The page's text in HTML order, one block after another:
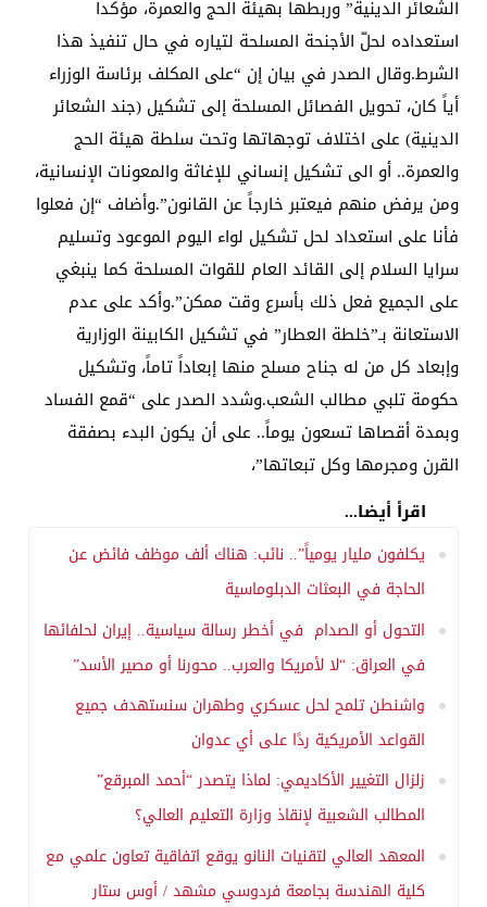
الشعائر الدينية” وربطها بهيئة الحج والعمرة، مؤكداً
استعداده لحلّ الأجنحة المسلحة لتياره في حال تنفيذ هذا
الشرط.وقال الصدر في بيان إن “على المكلف برئاسة الوزراء
أياً كان، تحويل الفصائل المسلحة إلى تشكيل (جند الشعائر
الدينية) على اختلاف توجهاتها وتحت سلطة هيئة الحج
والعمرة.. أو الى تشكيل إنساني للإغاثة والمعونات الإنسانية،
ومن يرفض منهم فيعتبر خارجاً عن القانون”.وأضاف “إن فعلوا
فأنا على استعداد لحل تشكيل لواء اليوم الموعود وتسليم
سرايا السلام إلى القائد العام للقوات المسلحة كما ينبغي
على الجميع فعل ذلك بأسرع وقت ممكن”.وأكد على عدم
الاستعانة بـ”خلطة العطار” في تشكيل الكابينة الوزارية
وإبعاد كل من له جناح مسلح منها إبعاداً تاماً، وتشكيل
حكومة تلبي مطالب الشعب.وشدد الصدر على “قمع الفساد
وبمدة أقصاها تسعون يوماً.. على أن يكون البدء بصفقة
القرن ومجرمها وكل تبعاتها”،
اقرأ أيضا...
يكلفون مليار يومياً”.. نائب: هناك ألف موظف فائض عن
الحاجة في البعثات الدبلوماسية
التحول أو الصدام في أخطر رسالة سياسية.. إيران لحلفائها
في العراق: “لا لأمريكا والعرب.. محورنا أو مصير الأسد”
واشنطن تلمح لحل عسكري وطهران سنستهدف جميع
القواعد الأمريكية ردًا على أي عدوان
زلزال التغيير الأكاديمي: لماذا يتصدر “أحمد المبرقع”
المطالب الشعبية لإنقاذ وزارة التعليم العالي؟
المعهد العالي لتقنيات النانو يوقع اتفاقية تعاون علمي مع
كلية الهندسة بجامعة فردوسي مشهد / أوس ستار